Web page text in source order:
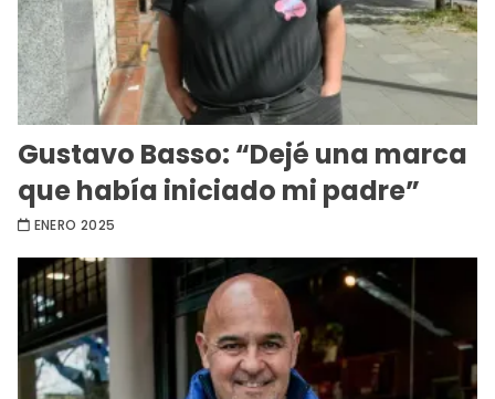
Gustavo Basso: “Dejé una marca
que había iniciado mi padre”
ENERO 2025